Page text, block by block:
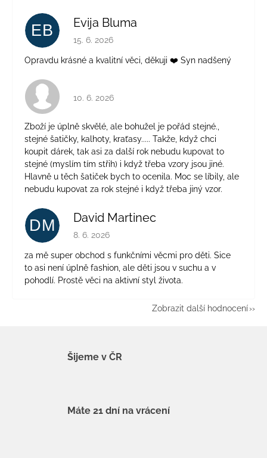
EB Evija Bluma
Hodnocení obchodu je 5 z 5 hvězdiček.
15. 6. 2026
Opravdu krásné a kvalitní věci, děkuji ❤️ Syn nadšený
Hodnocení obchodu je 4 z 5 hvězdiček.
10. 6. 2026
Zboží je úplně skvělé, ale bohužel je pořád stejné.,
stejné šatičky, kalhoty, kraťasy..... Takže, když chci
koupit dárek, tak asi za další rok nebudu kupovat to
stejné (myslím tím střih) i když třeba vzory jsou jiné.
Hlavně u těch šatiček bych to ocenila. Moc se líbily, ale
nebudu kupovat za rok stejné i když třeba jiný vzor.
DM David Martinec
Hodnocení obchodu je 5 z 5 hvězdiček.
8. 6. 2026
za mě super obchod s funkčními věcmi pro děti. Sice
to asi není úplně fashion, ale děti jsou v suchu a v
pohodlí. Prostě věci na aktivní styl života.
Zobrazit další hodnocení
Šijeme v ČR
Máte 21 dní na vrácení